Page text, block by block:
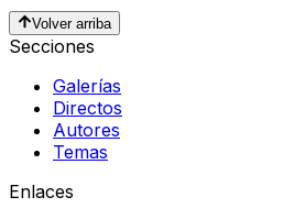
Volver arriba
Secciones
Galerías
Directos
Autores
Temas
Enlaces